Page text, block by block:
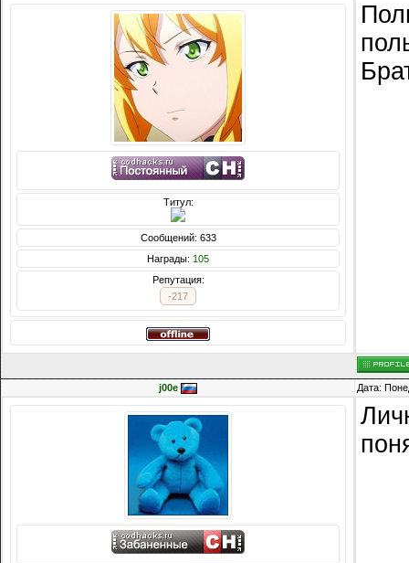
Титул:
Сообщений: 633
Награды: 105
Репутация:
-217
j00e Дата: